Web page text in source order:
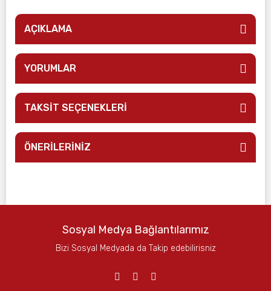
AÇIKLAMA
YORUMLAR
TAKSİT SEÇENEKLERİ
ÖNERİLERİNİZ
Sosyal Medya Bağlantılarımız
Bizi Sosyal Medyada da Takip edebilirisniz